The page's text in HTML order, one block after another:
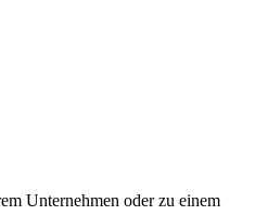
Unternehmen oder zu einem